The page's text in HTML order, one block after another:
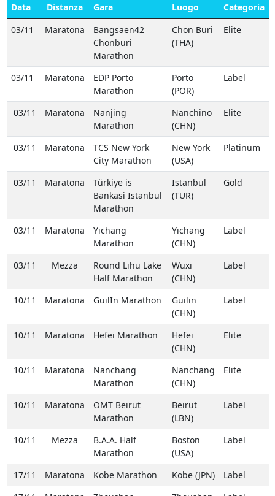
Data Distanza Gara Luogo
Categoria
03/11
Maratona
Bangsaen42
Chonburi
Marathon
Chon Buri
(THA)
Elite
03/11 Maratona
EDP Porto
Marathon
Porto
(POR)
Label
03/11 Maratona
Nanjing
Marathon
Nanchino
(CHN)
Elite
03/11 Maratona
TCS New York
City Marathon
New York
(USA)
Platinum
03/11 Maratona
Türkiye is
Bankasi Istanbul
Marathon
Istanbul
(TUR)
Gold
03/11 Maratona
Yichang
Marathon
Yichang
(CHN)
Label
03/11 Mezza
Round Lihu Lake
Half Marathon
Wuxi
(CHN)
Label
10/11 Maratona GuilIn Marathon
Guilin
(CHN)
Label
10/11 Maratona Hefei Marathon
Hefei
(CHN)
Elite
10/11 Maratona
Nanchang
Marathon
Nanchang
(CHN)
Elite
10/11 Maratona
OMT Beirut
Marathon
Beirut
(LBN)
Label
10/11 Mezza
B.A.A. Half
Marathon
Boston
(USA)
Label
17/11 Maratona Kobe Marathon Kobe (JPN)
Label